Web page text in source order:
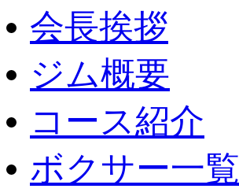
会長挨拶
ジム概要
コース紹介
ボクサー一覧